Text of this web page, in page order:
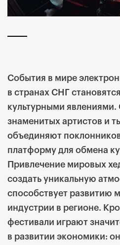
События в мире
в странах СНГ
культурными
знаменитых артистов и
объединяют
платформу для обмена
Привлечение мировых
создать уникальную
способствует развитию
индустрии в регионе.
фестивали играют
в развитии экономики: